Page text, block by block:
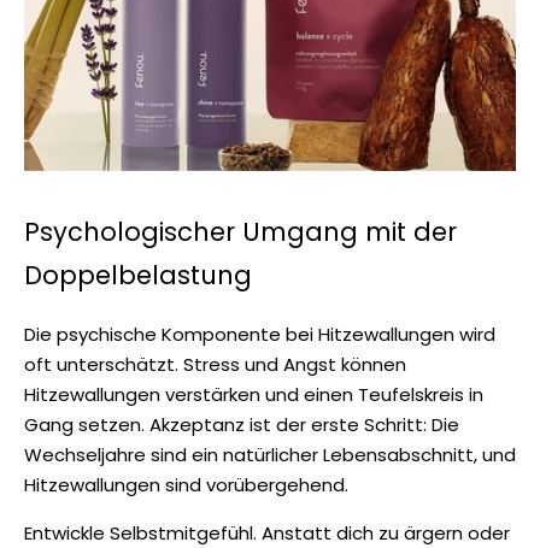
Psychologischer Umgang mit der
Doppelbelastung
Die psychische Komponente bei Hitzewallungen wird
oft unterschätzt. Stress und Angst können
Hitzewallungen verstärken und einen Teufelskreis in
Gang setzen. Akzeptanz ist der erste Schritt: Die
Wechseljahre sind ein natürlicher Lebensabschnitt, und
Hitzewallungen sind vorübergehend.
Entwickle Selbstmitgefühl. Anstatt dich zu ärgern oder